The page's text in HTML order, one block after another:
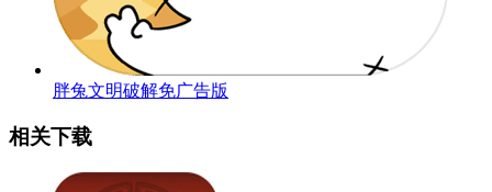
胖兔文明破解免广告版
相关下载